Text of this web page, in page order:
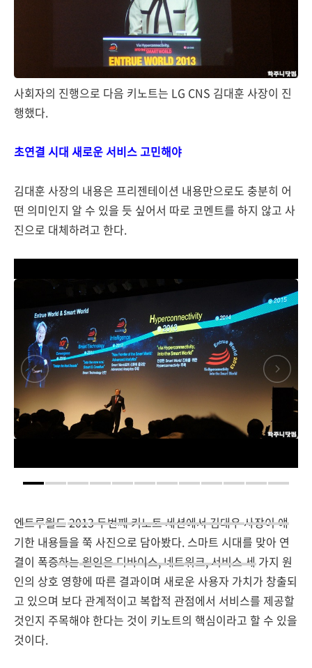
사회자의 진행으로 다음 키노트는 LG CNS 김대훈 사장이 진
행했다.
초연결 시대 새로운 서비스 고민해야
김대훈 사장의 내용은 프리젠테이션 내용만으로도 충분히 어
떤 의미인지 알 수 있을 듯 싶어서 따로 코멘트를 하지 않고 사
진으로 대체하려고 한다.
엔트루월드 2013 두번째 키노트 세션에서 김대우 사장이 얘
기한 내용들을 쭉 사진으로 담아봤다. 스마트 시대를 맞아 연
결이 폭증하는 원인은 디바이스, 네트워크, 서비스 세 가지 원
인의 상호 영향에 따른 결과이며 새로운 사용자 가치가 창출되
고 있으며 보다 관계적이고 복합적 관점에서 서비스를 제공할
것인지 주목해야 한다는 것이 키노트의 핵심이라고 할 수 있을
것이다.